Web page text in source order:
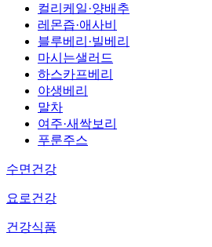
컬리케일·양배추
레몬즙·애사비
블루베리·빌베리
마시는샐러드
하스카프베리
야생베리
말차
여주·새싹보리
푸룬주스
수면건강
요로건강
건강식품